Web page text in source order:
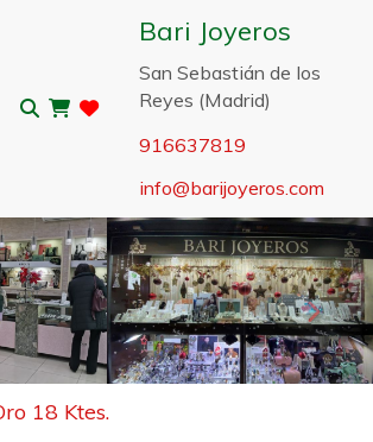
Bari Joyeros
San Sebastián de los
Reyes (Madrid)
916637819
info
barijoyeros.com
18 Ktes.